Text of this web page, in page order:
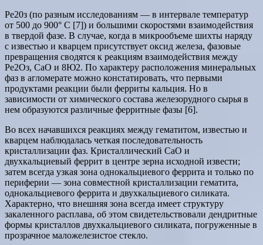
Ре20з (по разным исследованиям — в интервале температур
от 500 до 900° С [7]) и большими скоростями взаимодействия
в твердой фазе. В случае, когда в микрообъеме шихты наряду
с известью и кварцем присутствует оксид железа, фазовые
превращения сводятся к реакциям взаимодействия между
Ре2Оз, СаО и 8Ю2. По характеру расположения минеральных
фаз в агломерате можно констатировать, что первыми
продуктами реакции были ферриты кальция. Но в
зависимости от химического состава железорудного сырья в
нем образуются различные ферритные фазы [6].
Во всех начавшихся реакциях между гематитом, известью и
кварцем наблюдалась четкая последовательность
кристаллизации фаз. Кристаллический СаО и
двухкальциевый феррит в центре зерна исходной извести;
затем всегда узкая зона однокальциевого феррита и только по
периферии — зона совместной кристаллизации гематита,
однокальциевого феррита и двухкальциевого силиката.
Характерно, что внешняя зона всегда имеет структуру
закаленного расплава, об этом свидетельствовали дендритные
формы кристаллов двухкальциевого силиката, погруженные в
прозрачное маложелезистое стекло.